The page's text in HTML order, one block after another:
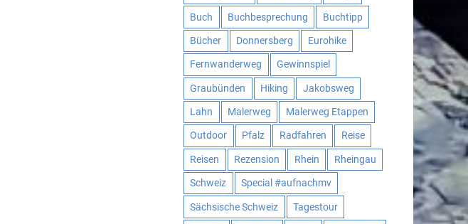
Buch Buchbesprechung Buchtipp
Bücher Donnersberg Eurohike
Fernwanderweg Gewinnspiel
Graubünden Hiking Jakobsweg
Lahn Malerweg Malerweg Etappen
Outdoor Pfalz Radfahren Reise
Reisen Rezension Rhein Rheingau
Schweiz Special #aufnachmv
Sächsische Schweiz Tagestour